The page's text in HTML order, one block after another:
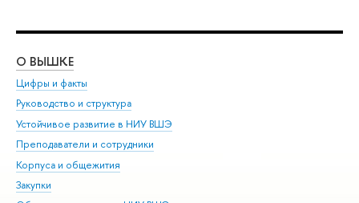
О ВЫШКЕ
Цифры и факты
Руководство и структура
Устойчивое развитие в НИУ ВШЭ
Преподаватели и сотрудники
Корпуса и общежития
Закупки